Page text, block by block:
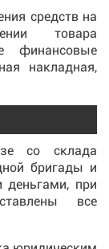
средств на
товара
финансовые
накладная,
со склада
бригады и
при
все